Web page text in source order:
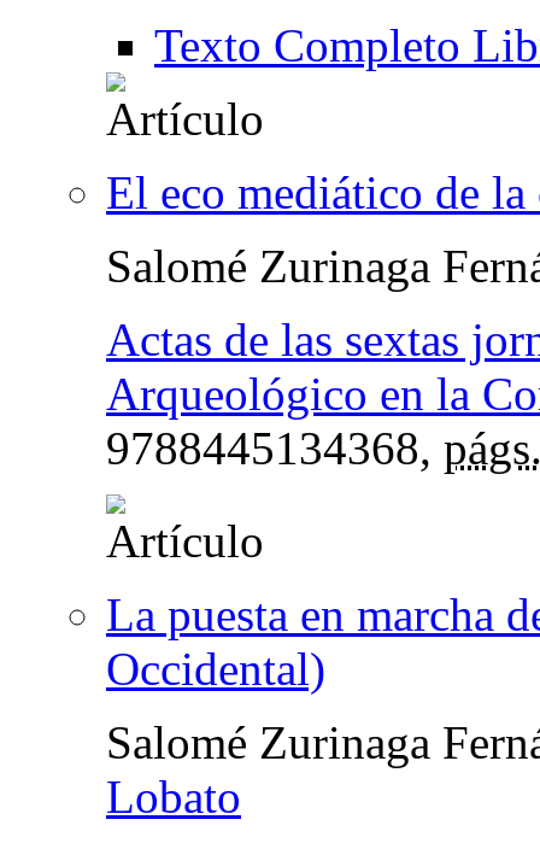
Texto Completo
El eco mediático de la
Salomé Zurinaga
Actas de las sextas
Arqueológico en la
9788445134368,
La puesta en marcha
Occidental)
Salomé Zurinaga
Lobato